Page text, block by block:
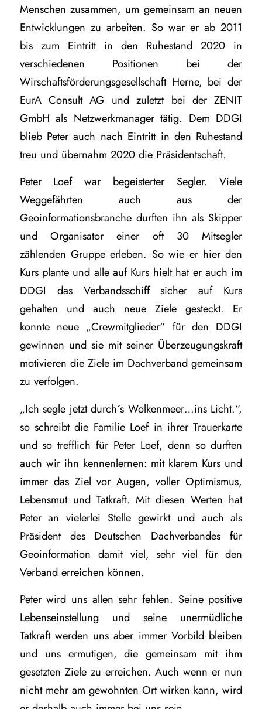
Menschen zusammen, um gemeinsam an neuen
Entwicklungen zu arbeiten. So war er ab 2011
bis zum Eintritt in den Ruhestand 2020 in
verschiedenen Positionen bei der
Wirschaftsförderungsgesellschaft Herne, bei der
EurA Consult AG und zuletzt bei der ZENIT
GmbH als Netzwerkmanager tätig. Dem DDGI
blieb Peter auch nach Eintritt in den Ruhestand
treu und übernahm 2020 die Präsidentschaft.
Peter Loef war begeisterter Segler. Viele
Weggefährten auch aus der
Geoinformationsbranche durften ihn als Skipper
und Organisator einer oft 30 Mitsegler
zählenden Gruppe erleben. So wie er hier den
Kurs plante und alle auf Kurs hielt hat er auch im
DDGI das Verbandsschiff sicher auf Kurs
gehalten und auch neue Ziele gesteckt. Er
konnte neue „Crewmitglieder“ für den DDGI
gewinnen und sie mit seiner Überzeugungskraft
motivieren die Ziele im Dachverband gemeinsam
zu verfolgen.
„Ich segle jetzt durch´s Wolkenmeer…ins Licht.“,
so schreibt die Familie Loef in ihrer Trauerkarte
und so trefflich für Peter Loef, denn so durften
auch wir ihn kennenlernen: mit klarem Kurs und
immer das Ziel vor Augen, voller Optimismus,
Lebensmut und Tatkraft. Mit diesen Werten hat
Peter an vielerlei Stelle gewirkt und auch als
Präsident des Deutschen Dachverbandes für
Geoinformation damit viel, sehr viel für den
Verband erreichen können.
Peter wird uns allen sehr fehlen. Seine positive
Lebenseinstellung und seine unermüdliche
Tatkraft werden uns aber immer Vorbild bleiben
und uns ermutigen, die gemeinsam mit ihm
gesetzten Ziele zu erreichen. Auch wenn er nun
nicht mehr am gewohnten Ort wirken kann, wird